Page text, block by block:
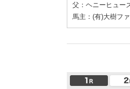
父：ヘニーヒュー
馬主：(有)大樹フ